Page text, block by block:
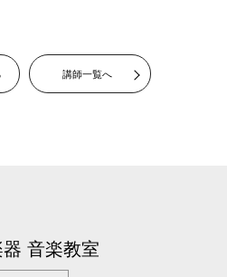
講師一覧へ
音楽教室